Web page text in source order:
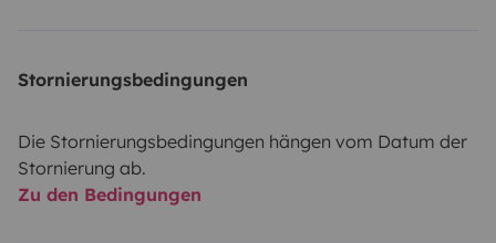
Stornierungsbedingungen
Die Stornierungsbedingungen hängen vom Datum der
Stornierung ab.
Zu den Bedingungen